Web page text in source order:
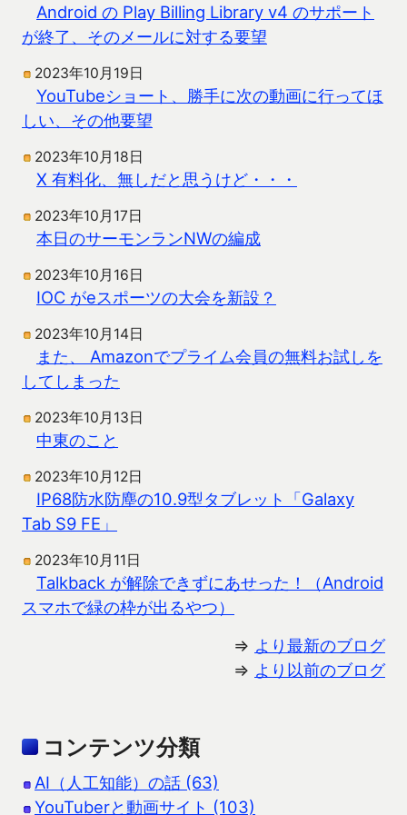
Android の Play Billing Library v4 のサポート
が終了、そのメールに対する要望
2023年10月19日
YouTubeショート、勝手に次の動画に行ってほ
しい、その他要望
2023年10月18日
X 有料化、無しだと思うけど・・・
2023年10月17日
本日のサーモンランNWの編成
2023年10月16日
IOC がeスポーツの大会を新設？
2023年10月14日
また、 Amazonでプライム会員の無料お試しを
してしまった
2023年10月13日
中東のこと
2023年10月12日
IP68防水防塵の10.9型タブレット「Galaxy
Tab S9 FE」
2023年10月11日
Talkback が解除できずにあせった！（Android
スマホで緑の枠が出るやつ）
⇒ より最新のブログ
⇒ より以前のブログ
コンテンツ分類
AI（人工知能）の話 (63)
YouTuberと動画サイト (103)